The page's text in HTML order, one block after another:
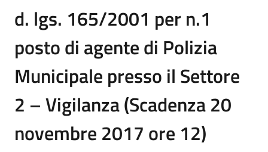
d. lgs. 165/2001 per n.1
posto di agente di Polizia
Municipale presso il Settore
2 – Vigilanza (Scadenza 20
novembre 2017 ore 12)